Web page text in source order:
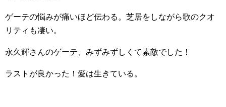
ゲーテの悩みが痛いほど伝わる。芝居をしながら歌のクオ
リティも凄い。
永久輝さんのゲーテ、みずみずしくて素敵でした！
ラストが良かった！愛は生きている。